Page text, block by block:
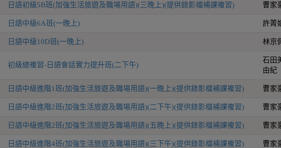
日語初級5B班(加強生活旅遊及職場用語)(三晚上)(提供錄影檔補課複習) 曹家
日語中級6A班(一晚上) 許菁
日語中級10D班(一晚上) 林京
初級總複習-日語會話實力提升班(二下午)
石田
由紀
日語中級進階1班(加強生活旅遊及職場用語)(一晚上)(提供錄影檔補課複習) 曹家
日語中級進階2班(加強生活旅遊及職場用語)(二下午)(提供錄影檔補課複習) 曹家
日語中級進階2班(加強生活旅遊及職場用語)(五晚上)(提供錄影檔補課複習) 曹家
日語中級進階4班(加強生活旅遊及職場用語)(三下午)(提供錄影檔補課複習) 曹家